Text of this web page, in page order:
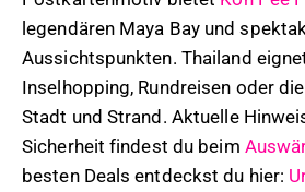
legendären Maya Bay und
Aussichtspunkten. Thailand
Inselhopping, Rundreisen oder
Stadt und Strand. Aktuelle
Sicherheit findest du beim
besten Deals entdeckst du hier: